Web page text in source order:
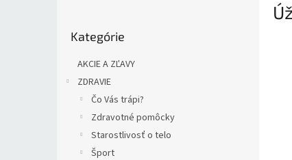
kategórie
Kategórie
AKCIE A ZĽAVY
ZDRAVIE
Čo Vás trápi?
Zdravotné pomôcky
Starostlivosť o telo
Šport